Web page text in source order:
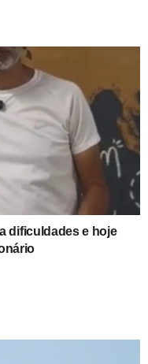
dificuldades e hoje